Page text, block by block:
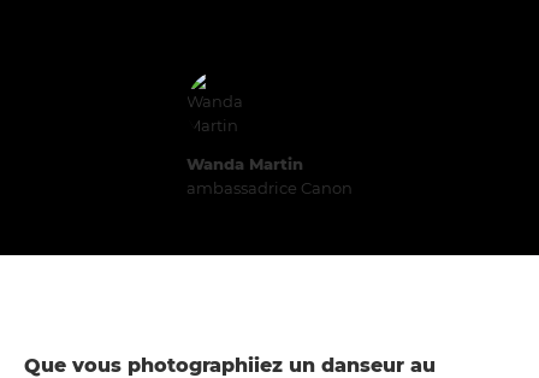
Wanda Martin
ambassadrice Canon
Que vous photographiiez un danseur au